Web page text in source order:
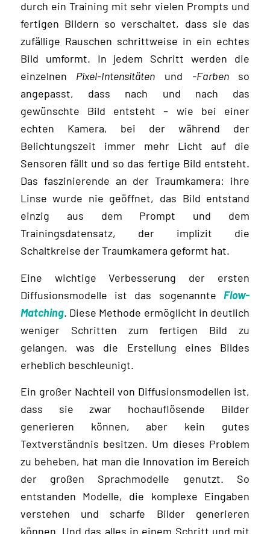
durch ein Training mit sehr vielen Prompts und
fertigen Bildern so verschaltet, dass sie das
zufällige Rauschen schrittweise in ein echtes
Bild umformt. In jedem Schritt werden die
einzelnen Pixel-Intensitäten und -Farbenso
angepasst, dass nach und nach das
gewünschte Bild entsteht – wie bei einer
echten Kamera, bei der während der
Belichtungszeit immer mehr Licht auf die
Sensoren fällt und so das fertige Bild entsteht.
Das faszinierende an der Traumkamera: ihre
Linse wurde nie geöffnet, das Bild entstand
einzig aus dem Prompt und dem
Trainingsdatensatz, der implizit die
Schaltkreise der Traumkamera geformt hat.
Eine wichtige Verbesserung der ersten
Diffusionsmodelle ist das sogenannteFlow-
Matching. Diese Methode ermöglicht in deutlich
weniger Schritten zum fertigen Bild zu
gelangen, was die Erstellung eines Bildes
erheblich beschleunigt.
Ein großer Nachteil von Diffusionsmodellen ist,
dass sie zwar hochauflösende Bilder
generieren können, aber kein gutes
Textverständnis besitzen. Um dieses Problem
zu beheben, hat man die Innovation im Bereich
der großen Sprachmodelle genutzt. So
entstanden Modelle, die komplexe Eingaben
verstehen und scharfe Bilder generieren
können. Und das alles in einem Schritt und mit